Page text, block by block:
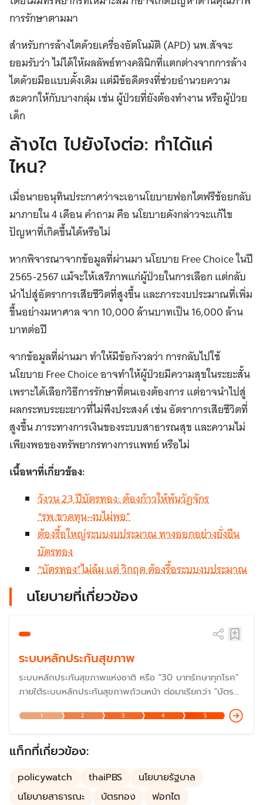
การรักษาตามมา
สำหรับการล้างไตด้วยเครื่องอัตโนมัติ (APD) นพ.สัจจะ
ยอมรับว่า ไม่ได้ให้ผลลัพธ์ทางคลินิกที่แตกต่างจากการล้าง
ไตด้วยมือแบบดั้งเดิม แต่มีข้อดีตรงที่ช่วยอำนวยความ
สะดวกให้กับบางกลุ่ม เช่น ผู้ป่วยที่ยังต้องทำงาน หรือผู้ป่วย
เด็ก
ล้างไต ไปยังไงต่อ: ทำได้แค่
ไหน?
เมื่อนายอนุทินประกาศว่าจะเอานโยบายฟอกไตฟรีช้อยกลับ
มาภายใน 4 เดือน คำถาม คือ นโยบายดังกล่าวจะแก้ไข
ปัญหาที่เกิดขึ้นได้หรือไม่
หากพิจารณาจากข้อมูลที่ผ่านมา นโยบาย Free Choice ในปี
2565-2567 แม้จะให้เสรีภาพแก่ผู้ป่วยในการเลือก แต่กลับ
นำไปสู่อัตราการเสียชีวิตที่สูงขึ้น และภาระงบประมาณที่เพิ่ม
ขึ้นอย่างมหาศาล จาก 10,000 ล้านบาทเป็น 16,000 ล้าน
บาทต่อปี
จากข้อมูลที่ผ่านมา ทำให้มีข้อกังวลว่า การกลับไปใช้
นโยบาย Free Choice อาจทำให้ผู้ป่วยมีความสุขในระยะสั้น
เพราะได้เลือกวิธีการรักษาที่ตนเองต้องการ แต่อาจนำไปสู่
ผลกระทบระยะยาวที่ไม่พึงประสงค์ เช่น อัตราการเสียชีวิตที่
สูงขึ้น ภาระทางการเงินของระบบสาธารณสุข และความไม่
เพียงพอของทรัพยากรทางการแพทย์ หรือไม่
เนื้อหาที่เกี่ยวข้อง:
วังวน 23 ปีบัตรทอง: ต้องก้าวให้พ้นวัฏจักร
“รพ.ขาดทุน-งบไม่พอ”
ต้องรื้อใหญ่ระบบงบประมาณ ทางออกอย่างยั่งยืน
บัตรทอง
“บัตรทอง”ไม่ล้ม แต่ วิกฤต ต้องรื้อระบบงบประมาณ
นโยบายที่เกี่ยวข้อง
ระบบหลักประกันสุขภาพ
ระบบหลักประกันสุขภาพแห่งชาติ หรือ "30 บาทรักษาทุกโรค"
ภายใต้ระบบหลักประกันสุขภาพถ้วนหน้า ต่อมาเรียกว่า "บัตร
ก้าวสู่ปีที่ 23 ในปี 2568 แต่ปัญหายังต้องแก้ไขกันต่อไป โดย
เฉพาะเรื่องงบประมาณและการบริหารจัดการ แม้ว่าเป็นหนึ่งใน
นโยบายที่ประสบความสำเร็จมากที่สุด
1 2 3 4 5
แท็กที่เกี่ยวข้อง:
policywatch thaiPBS
นโยบายรัฐบาล
นโยบายสาธารณะ
บัตรทอง
ฟอกไต